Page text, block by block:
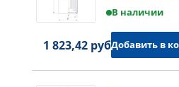
В наличии
1 823,42 руб.Добавить в